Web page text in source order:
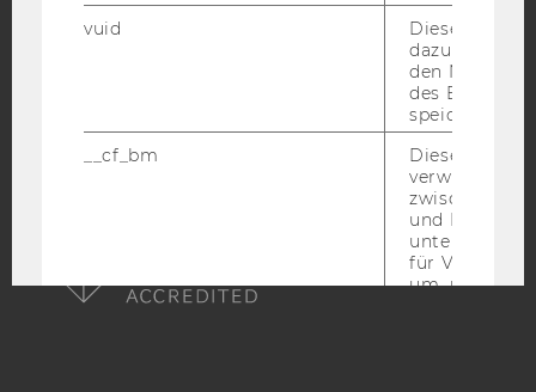
ACCREDITED BY:
vuid
Dieser
dazu
den
des
speichern.
__cf_bm
Dieses
verwendet,
zwischen
und Bots zu
für Vimeo
um, um